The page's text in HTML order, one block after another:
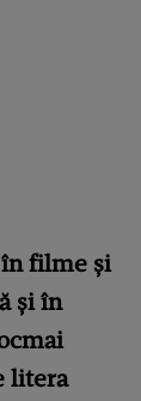
în filme și
și în
litera